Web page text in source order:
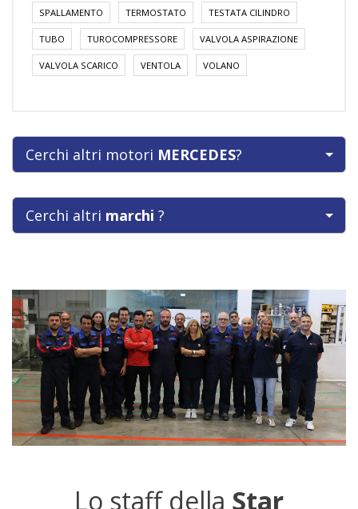
SPALLAMENTO TERMOSTATO TESTATA CILINDRO
TUBO TUROCOMPRESSORE VALVOLA ASPIRAZIONE
VALVOLA SCARICO VENTOLA VOLANO
Cerchi altri motori MERCEDES?
Cerchi altri marchi ?
Lo staff della Star